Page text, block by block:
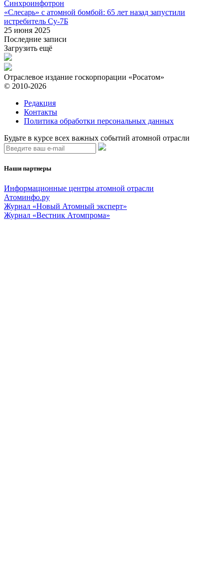
Синхроинфотрон
«Слесарь» с атомной бомбой: 65 лет назад запустили
истребитель Су‑7Б
25 июня 2025
Последние записи
Загрузить ещё
Отраслевое издание госкорпорации «Росатом»
© 2010-2026
Редакция
Контакты
Политика обработки персональных данных
Будьте в курсе всех важных событий атомной отрасли
Наши партнеры
Информационные центры атомной отрасли
Атоминфо.ру
Журнал «Новый Атомный эксперт»
Журнал «Вестник Атомпрома»